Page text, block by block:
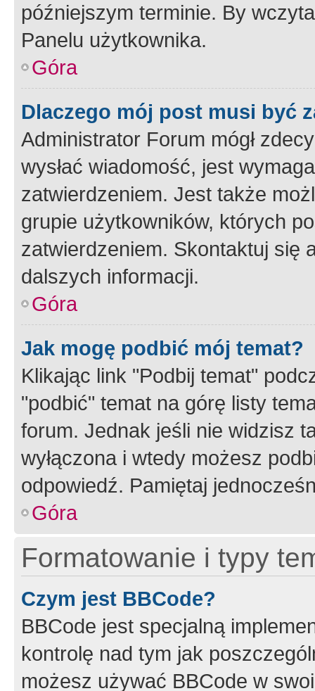
późniejszym terminie. By
Panelu użytkownika.
Góra
Dlaczego mój post musi być
Administrator Forum mógł
wysłać wiadomość, jest
zatwierdzeniem. Jest także
grupie użytkowników, których
zatwierdzeniem. Skontaktuj się
dalszych informacji.
Góra
Jak mogę podbić mój temat?
Klikając link "Podbij temat"
"podbić" temat na górę listy
forum. Jednak jeśli nie widzisz
wyłączona i wtedy możesz
odpowiedź. Pamiętaj
Góra
Formatowanie i typy
Czym jest BBCode?
BBCode jest specjalną
kontrolę nad tym jak
możesz używać BBCode w